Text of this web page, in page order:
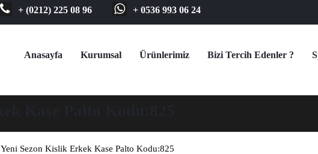
+ (0212) 225 08 96 + 0536 993 06 24
Anasayfa Kurumsal Ürünlerimiz Bizi Tercih Edenler ?
Yeni Sezon Kislik Erkek Kase Palto Kodu:825